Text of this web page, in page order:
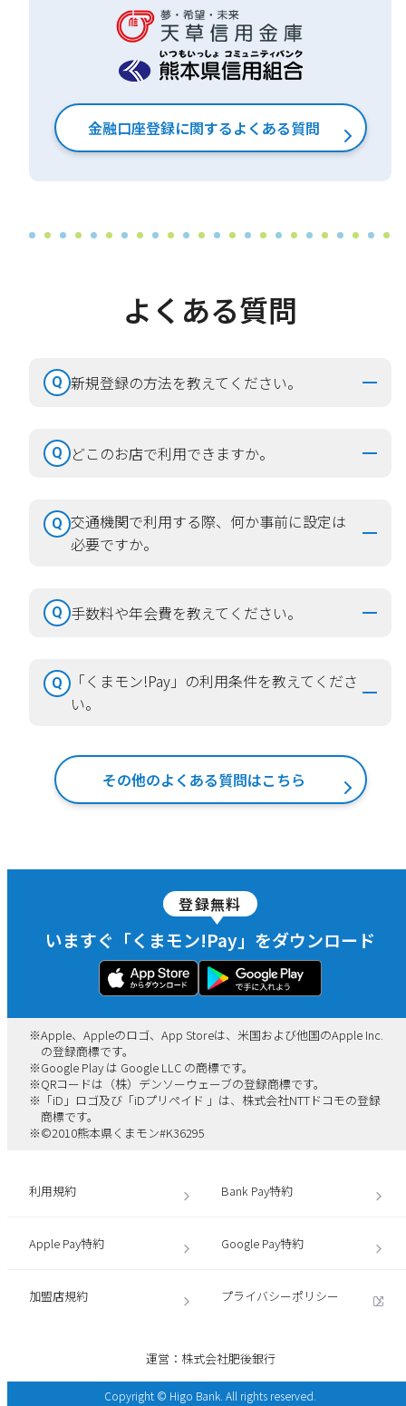
金融口座登録に関するよくある質問
よくある質問
Q 新規登録の方法を教えてください。
Q どこのお店で利用できますか。
Q 交通機関で利用する際、何か事前に設定は
必要ですか。
Q 手数料や年会費を教えてください。
Q
「くまモン!Pay」の利用条件を教えてくださ
い。
その他のよくある質問はこちら
登録無料
いますぐ「くまモン!Pay」をダウンロード
※Apple、Appleのロゴ、App Storeは、米国および他国のApple Inc.
の登録商標です。
※Google Play は Google LLC の商標です。
※QRコードは（株）デンソーウェーブの登録商標です。
※ 「iD」ロゴ及び「iDプリペイド 」は、株式会社NTTドコモの登録
商標です。
※©2010熊本県くまモン#K36295
利用規約 Bank Pay特約
Apple Pay特約 Google Pay特約
加盟店規約 プライバシーポリシー
運営：株式会社肥後銀行
Copyright © Higo Bank. All rights reserved.